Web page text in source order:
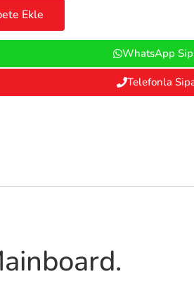
Ekle
WhatsApp
Telefonla